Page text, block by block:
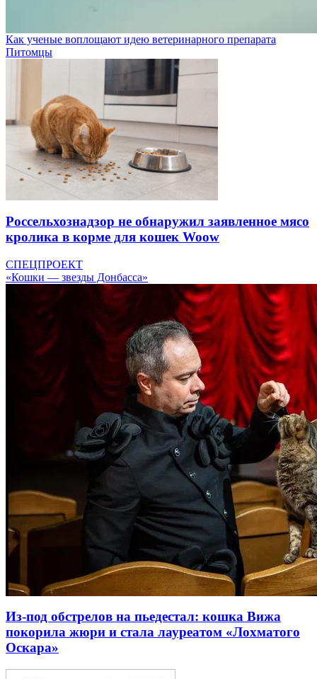
Как ученые воплощают идею ветеринарного препарата
Питомцы
Россельхознадзор не обнаружил заявленное мясо
кролика в корме для кошек Woow
СПЕЦПРОЕКТ
«Кошки — звезды Донбасса»
Из-под обстрелов на пьедестал: кошка Вижа
покорила жюри и стала лауреатом «Лохматого
Оскара»